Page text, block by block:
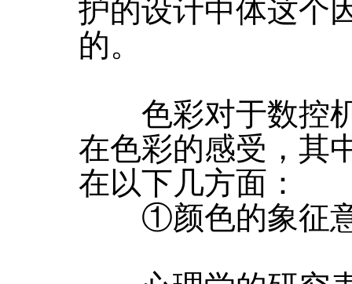
护的设计中体这个
的。
色彩对于数控机
在色彩的感受，其
在以下几方面：
①颜色的象征